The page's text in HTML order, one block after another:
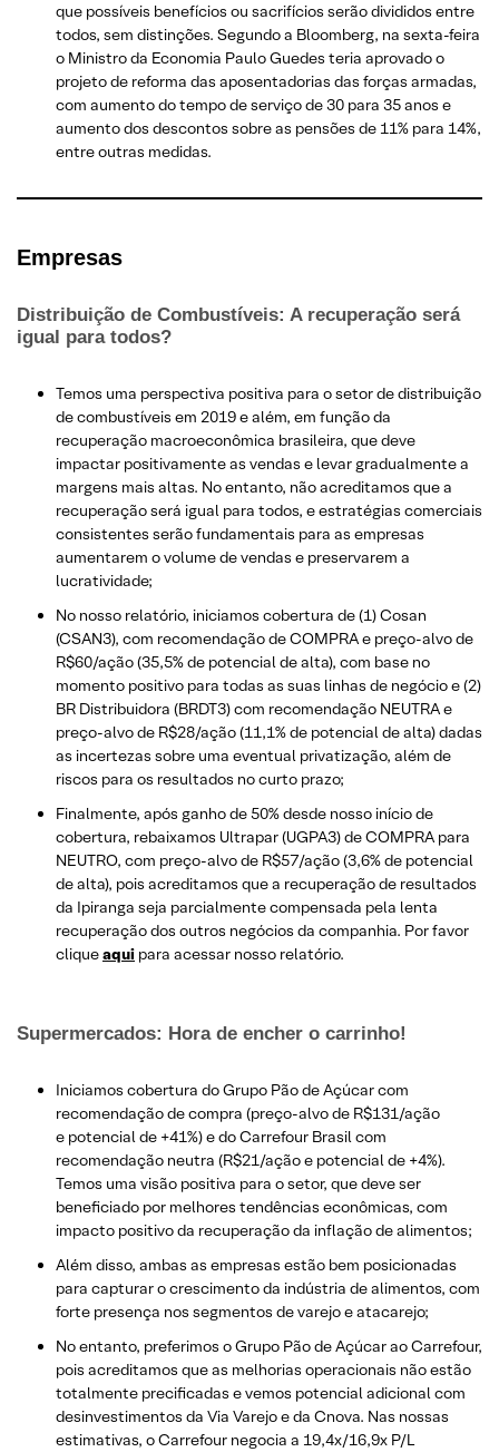
que possíveis benefícios ou sacrifícios serão divididos entre
todos, sem distinções. Segundo a Bloomberg, na sexta-feira
o Ministro da Economia Paulo Guedes teria aprovado o
projeto de reforma das aposentadorias das forças armadas,
com aumento do tempo de serviço de 30 para 35 anos e
aumento dos descontos sobre as pensões de 11% para 14%,
entre outras medidas.
Empresas
Distribuição de Combustíveis: A recuperação será
igual para todos?
​Temos uma perspectiva positiva para o setor de distribuição
de combustíveis em 2019 e além, em função da
recuperação macroeconômica brasileira, que deve
impactar positivamente as vendas e levar gradualmente a
margens mais altas. No entanto, não acreditamos que a
recuperação será igual para todos, e estratégias comerciais
consistentes serão fundamentais para as empresas
aumentarem o volume de vendas e preservarem a
lucratividade;
No nosso relatório, iniciamos cobertura de (1) Cosan
(CSAN3), com recomendação de COMPRA e preço-alvo de
R$60/ação (35,5% de potencial de alta), com base no
momento positivo para todas as suas linhas de negócio e (2)
BR Distribuidora (BRDT3) com recomendação NEUTRA e
preço-alvo de R$28/ação (11,1% de potencial de alta) dadas
as incertezas sobre uma eventual privatização, além de
riscos para os resultados no curto prazo;
Finalmente, após ganho de 50% desde nosso início de
cobertura, rebaixamos Ultrapar (UGPA3) de COMPRA para
NEUTRO, com preço-alvo de R$57/ação (3,6% de potencial
de alta), pois acreditamos que a recuperação de resultados
da Ipiranga seja parcialmente compensada pela lenta
recuperação dos outros negócios da companhia. Por favor
cliqueaqui para acessar nosso relatório.
Supermercados: Hora de encher o carrinho!
Iniciamos cobertura do Grupo Pão de Açúcar com
recomendação de compra (preço-alvo de R$131/ação
e potencial de +41%) e do Carrefour Brasil com
recomendação neutra (R$21/ação e potencial de +4%).
Temos uma visão positiva para o setor, que deve ser
beneficiado por melhores tendências econômicas, com
impacto positivo da recuperação da inflação de alimentos;
Além disso, ambas as empresas estão bem posicionadas
para capturar o crescimento da indústria de alimentos, com
forte presença nos segmentos de varejo e atacarejo;
No entanto, preferimos o Grupo Pão de Açúcar ao Carrefour,
pois acreditamos que as melhorias operacionais não estão
totalmente precificadas e vemos potencial adicional com
desinvestimentos da Via Varejo e da Cnova. Nas nossas
estimativas, o Carrefour negocia a 19,4x/16,9x P/L